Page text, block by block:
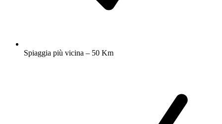
Spiaggia più vicina – 50 Km